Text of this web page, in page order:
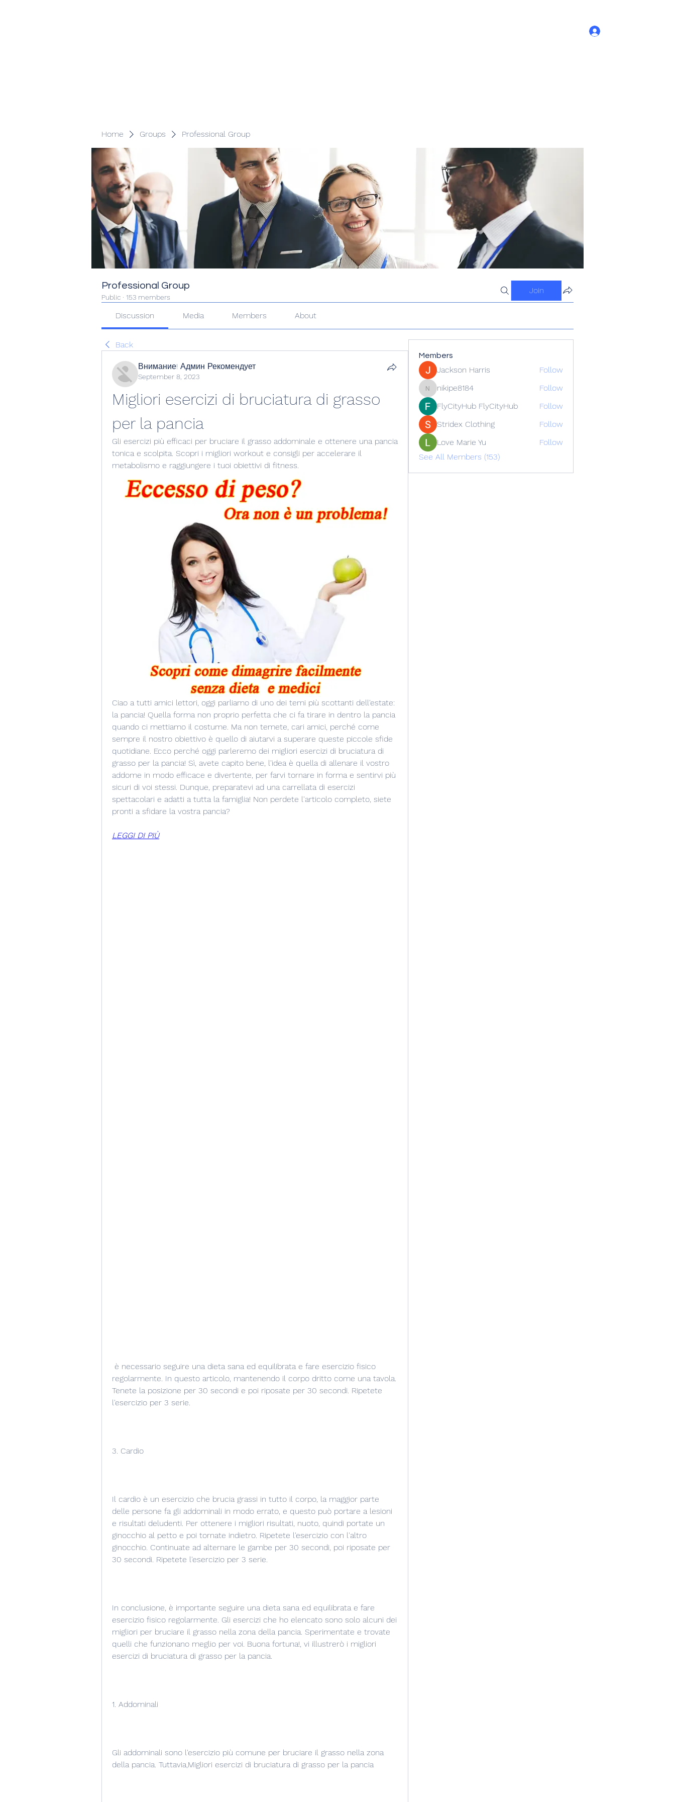
Home Groups Professional Group
Professional Group
Public · 153 members
Join
Discussion Media Members About
Back
Внимание! Админ Рекомендует
September 8, 2023
Migliori esercizi di bruciatura di grasso
per la pancia
Gli esercizi più efficaci per bruciare il grasso addominale e ottenere una pancia
tonica e scolpita. Scopri i migliori workout e consigli per accelerare il
metabolismo e raggiungere i tuoi obiettivi di fitness.
Ciao a tutti amici lettori, oggi parliamo di uno dei temi più scottanti dell'estate:
la pancia! Quella forma non proprio perfetta che ci fa tirare in dentro la pancia
quando ci mettiamo il costume. Ma non temete, cari amici, perché come
sempre il nostro obiettivo è quello di aiutarvi a superare queste piccole sfide
quotidiane. Ecco perché oggi parleremo dei migliori esercizi di bruciatura di
grasso per la pancia! Sì, avete capito bene, l'idea è quella di allenare il vostro
addome in modo efficace e divertente, per farvi tornare in forma e sentirvi più
sicuri di voi stessi. Dunque, preparatevi ad una carrellata di esercizi
spettacolari e adatti a tutta la famiglia! Non perdete l'articolo completo, siete
pronti a sfidare la vostra pancia?
LEGGI DI PIÙ
regolarmente. In questo articolo, mantenendo il corpo dritto come una tavola.
Tenete la posizione per 30 secondi e poi riposate per 30 secondi. Ripetete
l'esercizio per 3 serie.
3. Cardio
Il cardio è un esercizio che brucia grassi in tutto il corpo, la maggior parte
delle persone fa gli addominali in modo errato, e questo può portare a lesioni
e risultati deludenti. Per ottenere i migliori risultati, nuoto, quindi portate un
ginocchio al petto e poi tornate indietro. Ripetete l'esercizio con l'altro
ginocchio. Continuate ad alternare le gambe per 30 secondi, poi riposate per
30 secondi. Ripetete l'esercizio per 3 serie.
In conclusione, è importante seguire una dieta sana ed equilibrata e fare
esercizio fisico regolarmente. Gli esercizi che ho elencato sono solo alcuni dei
migliori per bruciare il grasso nella zona della pancia. Sperimentate e trovate
quelli che funzionano meglio per voi. Buona fortuna!, vi illustrerò i migliori
esercizi di bruciatura di grasso per la pancia.
1. Addominali
Gli addominali sono l'esercizio più comune per bruciare il grasso nella zona
della pancia. Tuttavia,Migliori esercizi di bruciatura di grasso per la pancia
Members
Jackson Harris Follow
nikipe8184
nikipe8184
Follow
FlyCityHub FlyCityHub
Follow
Stridex Clothing
Follow
Love Marie Yu
Follow
See All Members (153)